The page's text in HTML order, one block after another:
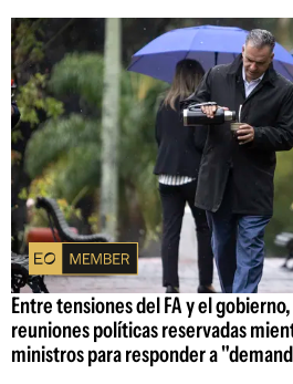
Entre tensiones del FA y el
reuniones políticas reservadas
ministros para responder a